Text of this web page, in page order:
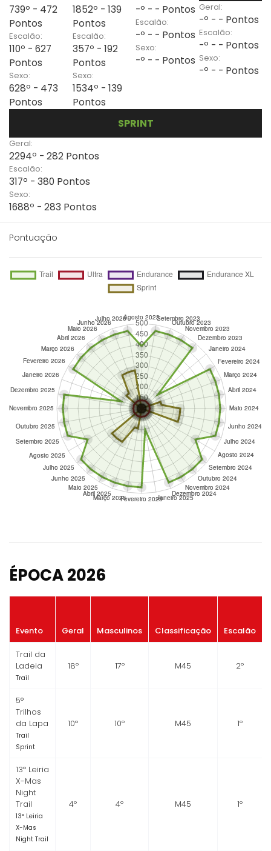
739º - 472
Pontos
Escalão:
110º - 627
Pontos
Sexo:
628º - 473
Pontos
1852º - 139
Pontos
Escalão:
357º - 192
Pontos
Sexo:
1534º - 139
Pontos
-º - - Pontos
Escalão:
-º - - Pontos
Sexo:
-º - - Pontos
Geral:
-º - - Pontos
Escalão:
-º - - Pontos
Sexo:
-º - - Pontos
SPRINT
Geral:
2294º - 282 Pontos
Escalão:
317º - 380 Pontos
Sexo:
1688º - 283 Pontos
Pontuação
ÉPOCA 2026
Evento Geral Masculinos Classificação Escalão
Trail da
Ladeia
Trail
18º 17º M45 2º
5°
Trilhos
da Lapa
Trail
Sprint
10º 10º M45 1º
13º Leiria
X-Mas
Night
Trail
13º Leiria
X-Mas
Night Trail
4º 4º M45 1º